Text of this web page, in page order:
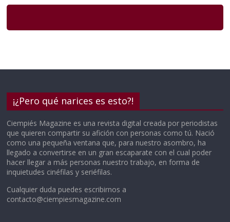
¡¿Pero qué narices es esto?!
Ciempiés Magazine es una revista digital creada por periodistas
que quieren compartir su afición con personas como tú. Nació
como una pequeña ventana que, para nuestro asombro, ha
llegado a convertirse en un gran escaparate con el cual poder
hacer llegar a más personas nuestro trabajo, en forma de
inquietudes cinéfilas y seriéfilas.
Cualquier duda puedes escribirnos a
contacto@ciempiesmagazine.com